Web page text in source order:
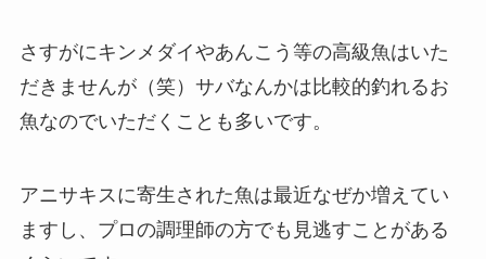
さすがにキンメダイやあんこう等の高級魚はいた
だきませんが（笑） サバなんかは比較的釣れるお
魚なのでいただくことも多いです。
アニサキスに寄生された魚は最近なぜか増えてい
ますし、 プロの調理師の方でも見逃すことがある